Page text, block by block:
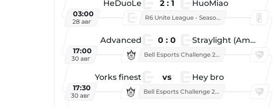
HeDuoLe 2 : 1 HuoMiao
03:00
28 авг
R6 Unite League - Season 1
Advanced 0 : 0 Straylight (American team)
17:00
30 авг
Bell Esports Challenge 2026
Yorks finest vs Hey bro
17:30
30 авг
Bell Esports Challenge 2026